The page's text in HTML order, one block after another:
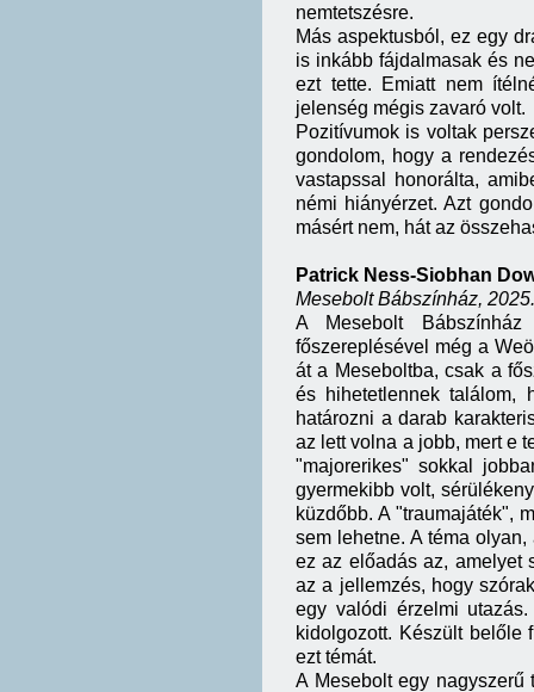
nemtetszésre.
Más aspektusból, ez egy
is inkább fájdalmasak és
ezt tette. Emiatt nem
jelenség mégis zavaró volt.
Pozitívumok is voltak
gondolom, hogy a
vastapssal honorálta,
némi hiányérzet. Azt
másért nem, hát az
Patrick Ness-Siobhan
Mesebolt Bábszínház,
A Mesebolt
főszereplésével még a
át a Meseboltba, csak a
és hihetetlennek találom,
határozni a darab
az lett volna a jobb, mert e
"majorerikes" sokkal
gyermekibb volt,
küzdőbb. A "traumajáték",
sem lehetne. A téma
ez az előadás az, amelyet
az a jellemzés, hogy
egy valódi érzelmi
kidolgozott. Készült belőle
ezt témát.
A Mesebolt egy